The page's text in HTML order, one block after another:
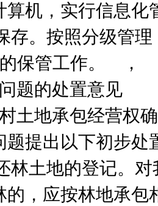
算机，实行信息化
存。按照分级管
保管工作。
，
题的处置意见
土地承包经营权
题提出以下初步处
林土地的登记。
的，应按林地承